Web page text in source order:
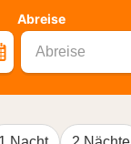
Abreise
Abreise